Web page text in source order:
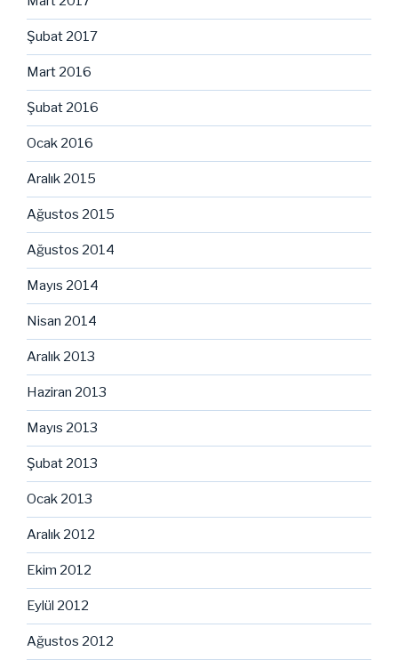
Şubat 2017
Mart 2016
Şubat 2016
Ocak 2016
Aralık 2015
Ağustos 2015
Ağustos 2014
Mayıs 2014
Nisan 2014
Aralık 2013
Haziran 2013
Mayıs 2013
Şubat 2013
Ocak 2013
Aralık 2012
Ekim 2012
Eylül 2012
Ağustos 2012